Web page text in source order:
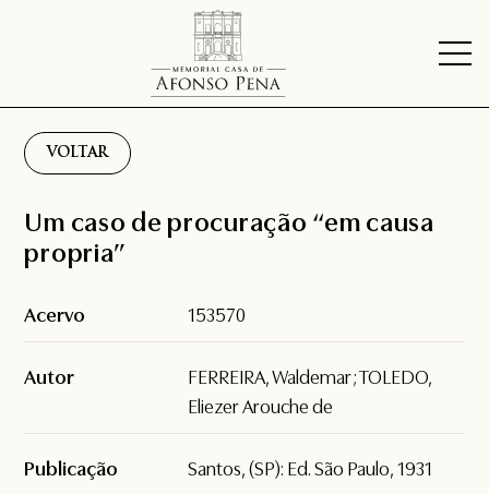
VOLTAR
Um caso de procuração “em causa
propria”
Acervo 153570
Autor
FERREIRA, Waldemar; TOLEDO,
Eliezer Arouche de
Publicação Santos, (SP): Ed. São Paulo, 1931